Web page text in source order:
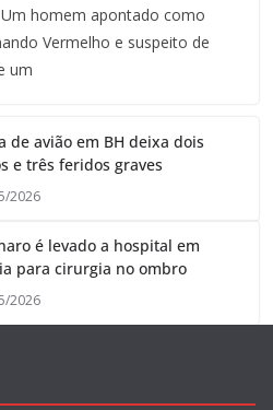
Um homem apontado como
Vermelho e suspeito de
um
de avião em BH deixa dois
e três feridos graves
2026
é levado a hospital em
para cirurgia no ombro
2026